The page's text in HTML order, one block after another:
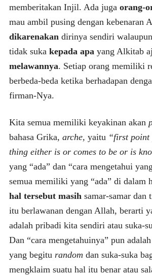
memberitakan Injil. Ada juga orang-
mau ambil pusing dengan kebenaran
dikarenakandirinya sendiri
tidak suka kepada apayang Alkitab
melawannya. Setiap orang memiliki
berbeda-beda ketika berhadapan
firman-Nya.
Kita semua memiliki keyakinan akan
bahasa Grika, arche, yaitu “first point
thing either is or comes to be or is
yang “ada” dan “cara mengetahui
semua memiliki yang “ada” di dalam
hal tersebut masih samar-samar dan
itu berlawanan dengan Allah, berarti
adalah pribadi kita sendiri atau suka-
Dan “cara mengetahuinya” pun
yang begitu random dan suka-suka
mengklaim suatu hal itu benar atau